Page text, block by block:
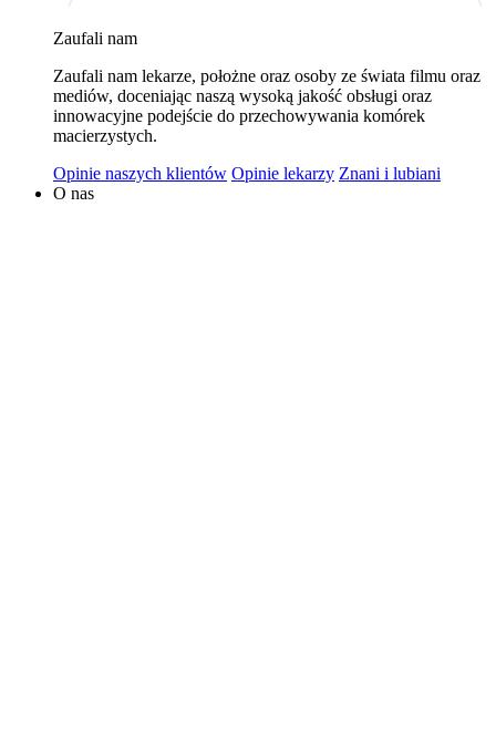
siedzibą w Warszawie. Niezależnymi administratorami
danych mogą być także nasi partnerzy. Informacje na
temat wykorzystywanych plików cookies i przetwarzania
znajduje się wPolityce Prywatności.
Zaufali nam
Zaufali nam lekarze, położne oraz osoby ze świata filmu oraz
mediów, doceniając naszą wysoką jakość obsługi oraz
innowacyjne podejście do przechowywania komórek
macierzystych.
Opinie naszych klientów Opinie lekarzy Znani i lubiani
O nas